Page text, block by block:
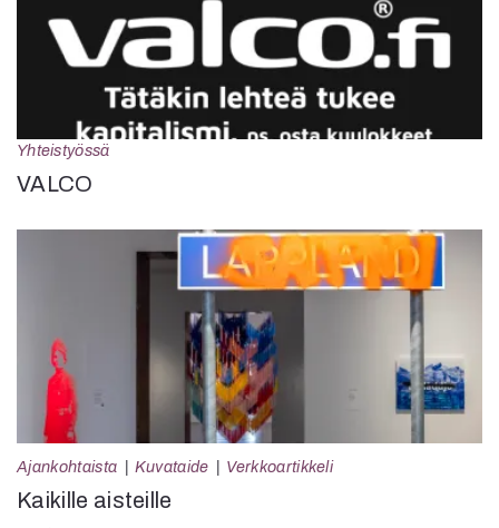
Yhteistyössä
VALCO
Ajankohtaista Kuvataide Verkkoartikkeli
Kaikille aisteille